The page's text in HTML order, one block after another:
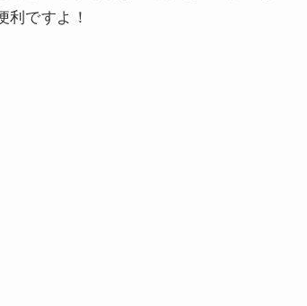
利ですよ！